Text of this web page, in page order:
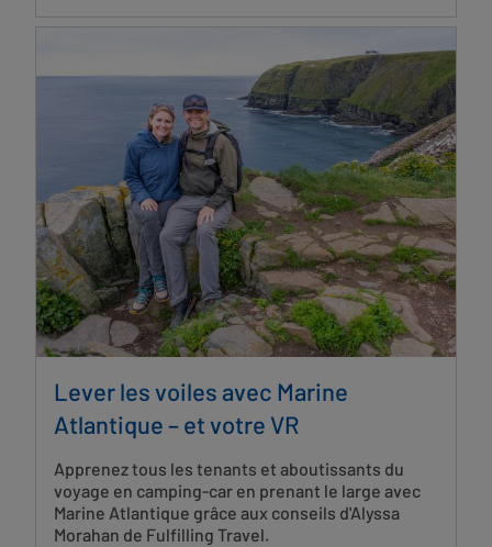
Lever les voiles avec Marine
Atlantique – et votre VR
Apprenez tous les tenants et aboutissants du
voyage en camping-car en prenant le large avec
Marine Atlantique grâce aux conseils d'Alyssa
Morahan de Fulfilling Travel.